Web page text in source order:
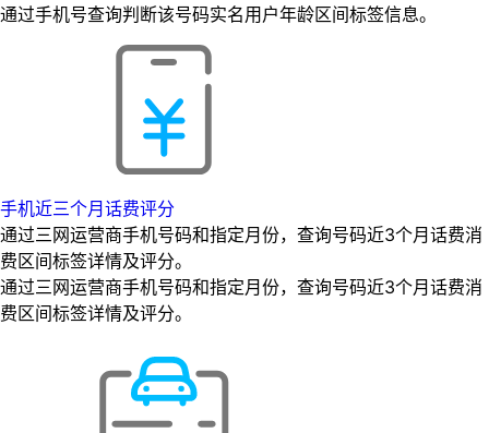
通过手机号查询判断该号码实名用户年龄区间标签信息。
手机近三个月话费评分
通过三网运营商手机号码和指定月份，查询号码近3个月话费消
费区间标签详情及评分。
通过三网运营商手机号码和指定月份，查询号码近3个月话费消
费区间标签详情及评分。